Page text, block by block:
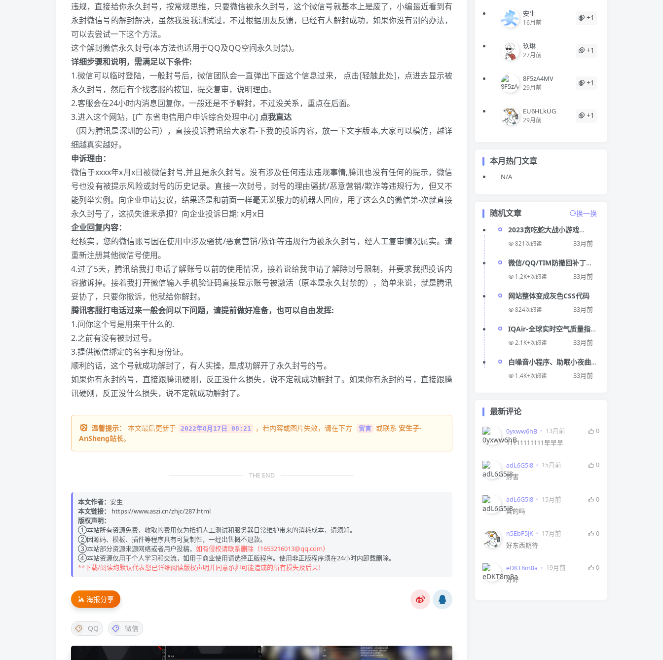
违规，直接给你永久封号，按常规思维，只要微信被永久封号，这个微信号就基本上是废了，小编最近看到有
永封微信号的解封解决，虽然我没我测试过，不过根据朋友反馈，已经有人解封成功，如果你没有别的办法，
可以去尝试一下这个方法。
这个解封微信永久封号(本方法也适用于QQ及QQ空间永久封禁)。
详细步骤和说明，需满足以下条件:
1.微信可以临时登陆，一般封号后，微信团队会一直弹出下面这个信息过来， 点击[轻触此处]，点进去显示被
永久封号，然后有个找客服的按钮，提交复审，说明理由。
2.客服会在24小时内消息回复你，一般还是不予解封，不过没关系，重点在后面。
3.进入这个网站，[广 东省电信用户申诉综合处理中心] 点我直达
（因为腾讯是深圳的公司），直接投诉腾讯给大家看-下我的投诉内容，放一下文字版本,大家可以模仿，越详
细越真实越好。
申诉理由：
微信于xxxx年x月x日被微信封号,并且是永久封号。没有涉及任何违法违规事情,腾讯也没有任何的提示，微信
号也没有被提示风险或封号的历史记录。直接一次封号，封号的理由骚扰/恶意营销/欺诈等违规行为，但又不
能列举实例。向企业申请复议，结果还是和前面一样毫无说服力的机器人回应，用了这么久的微信第-次就直接
永久封号了，这损失谁来承担？向企业投诉日期: x月x日
企业回复内容：
经核实，您的微信账号因在使用中涉及骚扰/恶意营销/欺诈等违规行为被永久封号，经人工复审情况属实。请
重新注册其他微信号使用。
4.过了5天，腾讯给我打电话了解账号以前的使用情况，接着说给我申请了解除封号限制，并要求我把投诉内
容撤诉掉。接着我打开微信输入手机验证码直接显示账号被激活（原本是永久封禁的），简单来说，就是腾讯
妥协了，只要你撤诉，他就给你解封。
腾讯客服打电话过来一般会问以下问题，请提前做好准备，也可以自由发挥:
1.问你这个号是用来干什么的.
2.之前有没有被封过号。
3.提供微信绑定的名字和身份证。
顺利的话，这个号就成功解封了，有人实操，是成功解开了永久封号的号。
如果你有永封的号，直接跟腾讯硬刚，反正没什么损失，说不定就成功解封了。如果你有永封的号，直接跟腾
讯硬刚，反正没什么损失，说不定就成功解封了。
温馨提示： 本文最后更新于 2022年8月17日 08:21 ，若内容或图片失效，请在下方 留言 或联系 安生子-
AnSheng站长。
THE END
本文作者： 安生
本文链接：
https://www.aszi.cn/zhjc/287.html
版权声明：
①本站所有资源免费，收取的费用仅为抵扣人工测试和服务器日常维护带来的消耗成本，请须知。
②因源码、模板、插件等程序具有可复制性，一经出售概不退款。
③本站部分资源来源网络或者用户投稿， 如有侵权请联系删除（1653216013@qq.com）
④本站资源仅用于个人学习和交流，如用于商业使用请选择正版程序。使用非正版程序须在24小时内卸载删除。
**下载/阅读均默认代表您已详细阅读版权声明并同意承担可能造成的所有损失及后果！
海报分享
QQ 微信
安生
16月前
+1
玖琳
27月前
+1
8F5zA4MV
29月前
+1
EU6HLkUG
29月前
+1
本月热门文章
N/A
随机文章
换一换
2023贪吃蛇大战小游戏
HTML源码
821次阅读 33月前
微信/QQ/TIM防撤回补丁
v1.71.2K+次阅读 33月前
网站整体变成灰色CSS代码
824次阅读 33月前
IQAir-全球实时空气质量指
数查询工具 空气指数排名
2.1K+次阅读 33月前
白噪音小程序、助眠小夜曲
小程序、睡眠助手小程序、
1.4K+次阅读 33月前
最新评论
0yxww6hB 13月前
0
11111111111早早早
adL6G5l8 15月前
0
厉害
adL6G5l8 15月前
0
真的吗
n5EbF5JK 17月前
0
好东西期待
eDKT8m8a 19月前
0
好好